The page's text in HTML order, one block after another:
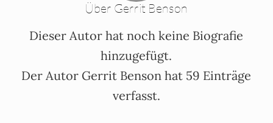
Über Gerrit Benson
Dieser Autor hat noch keine Biografie
hinzugefügt.
Der Autor Gerrit Benson hat 59 Einträge
verfasst.